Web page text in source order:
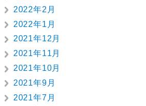
2022年2月
2022年1月
2021年12月
2021年11月
2021年10月
2021年9月
2021年7月